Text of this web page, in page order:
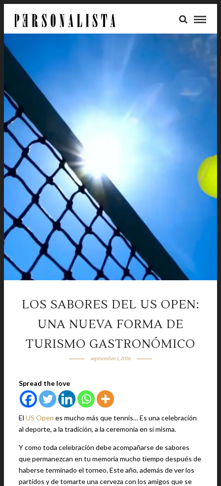
LOS SABORES DEL US OPEN:
UNA NUEVA FORMA DE
TURISMO GASTRONÓMICO
septiembre 1, 2016
Spread the love
El US Open es mucho más que tennis… Es una celebración
al deporte, a la tradición, a la ceremonia en sí misma.
Y como toda celebración debe acompañarse de sabores
que permanezcan en tu memoria mucho tiempo después de
haberse terminado el torneo. Este año, además de ver los
partidos y de tomarte una cerveza con los amigos que se